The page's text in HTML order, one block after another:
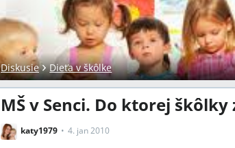
Diskusie Dieťa v škôlke
MŠ v Senci. Do ktorej
katy1979 4. jan 2010